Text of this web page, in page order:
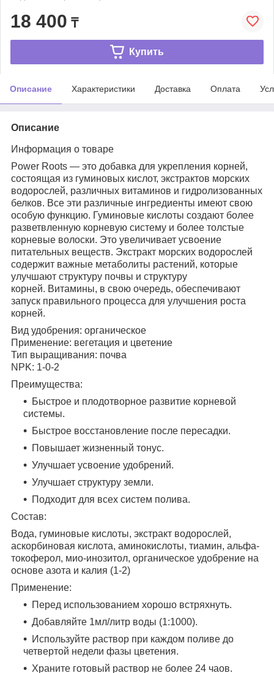
18 400 ₸
Купить
Описание Характеристики Доставка Оплата
Описание
Информация о товаре
Power Roots — это добавка для укрепления корней,
состоящая из гуминовых кислот, экстрактов морских
водорослей, различных витаминов и гидролизованных
белков. Все эти различные ингредиенты имеют свою
особую функцию. Гуминовые кислоты создают более
разветвленную корневую систему и более толстые
корневые волоски. Это увеличивает усвоение
питательных веществ. Экстракт морских водорослей
содержит важные метаболиты растений, которые
улучшают структуру почвы и структуру
корней. Витамины, в свою очередь, обеспечивают
запуск правильного процесса для улучшения роста
корней.
Вид удобрения: органическое
Применение: вегетация и цветение
Тип выращивания: почва
NPK: 1-0-2
Преимущества:
Быстрое и плодотворное развитие корневой
системы.
Быстрое восстановление после пересадки.
Повышает жизненный тонус.
Улучшает усвоение удобрений.
Улучшает структуру земли.
Подходит для всех систем полива.
Состав:
Вода, гуминовые кислоты, экстракт водорослей,
аскорбиновая кислота, аминокислоты, тиамин, альфа-
токоферол, мио-инозитол, органическое удобрение на
основе азота и калия (1-2)
Применение:
Перед использованием хорошо встряхнуть.
Добавляйте 1мл/литр воды (1:1000).
Используйте раствор при каждом поливе до
четвертой недели фазы цветения.
Храните готовый раствор не более 24 чаов.